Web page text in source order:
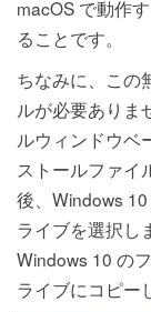
macOS で動作
ることです。
ちなみに、この
ルが必要ありま
ルウィンドウベ
ストールファイ
後、Windows
ライブを選択し
Windows 10 の
ライブにコピー